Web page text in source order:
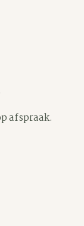
afspraak.